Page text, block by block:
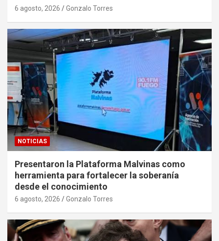
6 agosto, 2026 Gonzalo Torres
NOTICIAS
Presentaron la Plataforma Malvinas como
herramienta para fortalecer la soberanía
desde el conocimiento
6 agosto, 2026 Gonzalo Torres